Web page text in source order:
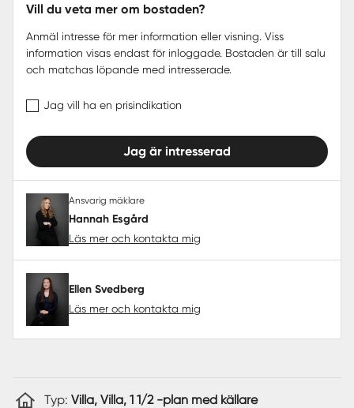
Vill du veta mer om bostaden?
Anmäl intresse för mer information eller visning. Viss
information visas endast för inloggade. Bostaden är till salu
och matchas löpande med intresserade.
Jag vill ha en prisindikation
Jag är intresserad
Ansvarig mäklare
Hannah Esgård
Läs mer och kontakta mig
Ellen Svedberg
Läs mer och kontakta mig
Typ: Villa, Villa, 1 1/2 -plan med källare